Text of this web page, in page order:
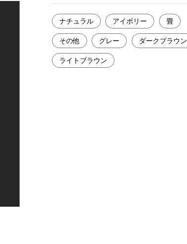
ナチュラル アイボリー 畳
その他 グレー ダークブラウン
ライトブラウン